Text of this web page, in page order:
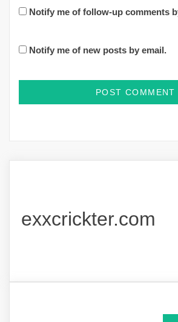
Notify me of follow-up comments
Notify me of new posts by email.
exxcrickter.com